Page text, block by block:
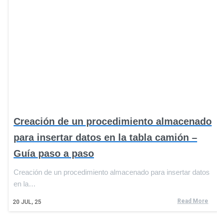
Creación de un procedimiento almacenado
para insertar datos en la tabla camión –
Guía paso a paso
20 JUL, 25
Creación de un procedimiento almacenado para insertar datos
en la…
Read More